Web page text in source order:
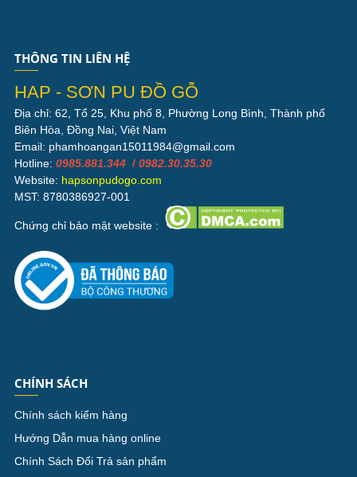
THÔNG TIN LIÊN HỆ
HAP - SƠN PU ĐỒ GỖ
Địa chỉ: 62, Tổ 25, Khu phố 8, Phường Long Bình, Thành phố
Biên Hòa, Đồng Nai, Việt Nam
Email: phamhoangan15011984@gmail.com
Hotline: 0985.881.344/ 0982.30.35.30
Website: hapsonpudogo.com
MST: 8780386927-001
Chứng chỉ bảo mật website :
CHÍNH SÁCH
Chính sách kiểm hàng
Hướng Dẫn mua hàng online
Chính Sách Đổi Trả sản phẩm